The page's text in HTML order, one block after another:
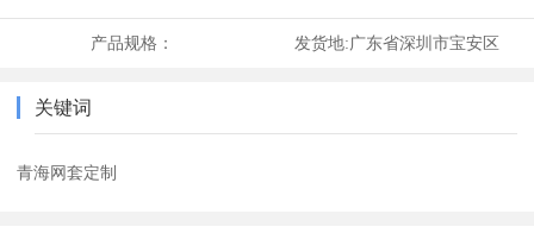
产品规格： 发货地:广东省深圳市宝安区
关键词
青海网套定制